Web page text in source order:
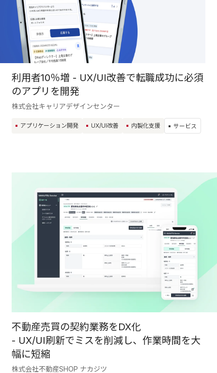
利用者10％増 - UX/UI改善で転職成功に必須
のアプリを開発
株式会社キャリアデザインセンター
アプリケーション開発 UX/UI改善 内製化支援 サービス
不動産売買の契約業務をDX化
- UX/UI刷新でミスを削減し、作業時間を大
幅に短縮
株式会社不動産SHOP ナカジツ